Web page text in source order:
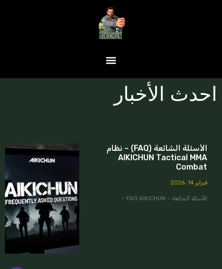
احدث الأخبار
الأسئلة الشائعة (FAQ) – نظام
AIKICHUN Tactical MMA
Combat
فبراير 14, 2026
الأسئلة الشائعة – FAQ AIKICHUN –